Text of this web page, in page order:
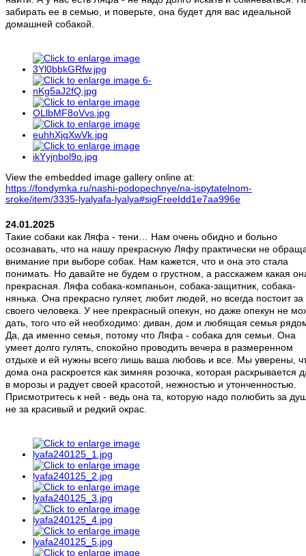
забирать ее в семью, и поверьте, она будет для вас идеальной
домашней собакой.
View the embedded image gallery online at:
https://fondymka.ru/nashi-podopechnye/na-ispytatelnom-
sroke/item/3335-lyalyafa-lyalya#sigFreeIdd1e7aa996e
24.01.2025
Такие собаки как Ляфа - тени… Нам очень обидно и больно
осознавать, что на нашу прекрасную Ляфу практически не
внимание при выборе собак. Нам кажется, что и она это стала
понимать. Но давайте не будем о грустном, а расскажем какая
прекрасная. Ляфа собака-компаньон, собака-защитник, собака-
нянька. Она прекрасно гуляет, любит людей, но всегда постоит за
своего человека. У нее прекрасный опекун, но даже опекун не
дать, того что ей необходимо: диван, дом и любящая семья
Да, да именно семья, потому что Ляфа - собака для семьи. Она
умеет долго гулять, спокойно проводить вечера в размеренном
отдыхе и ей нужны всего лишь ваша любовь и все. Мы уверены,
дома она раскроется как зимняя розочка, которая раскрывается
в морозы и радует своей красотой, нежностью и утонченностью.
Присмотритесь к ней - ведь она та, которую надо полюбить за
не за красивый и редкий окрас.